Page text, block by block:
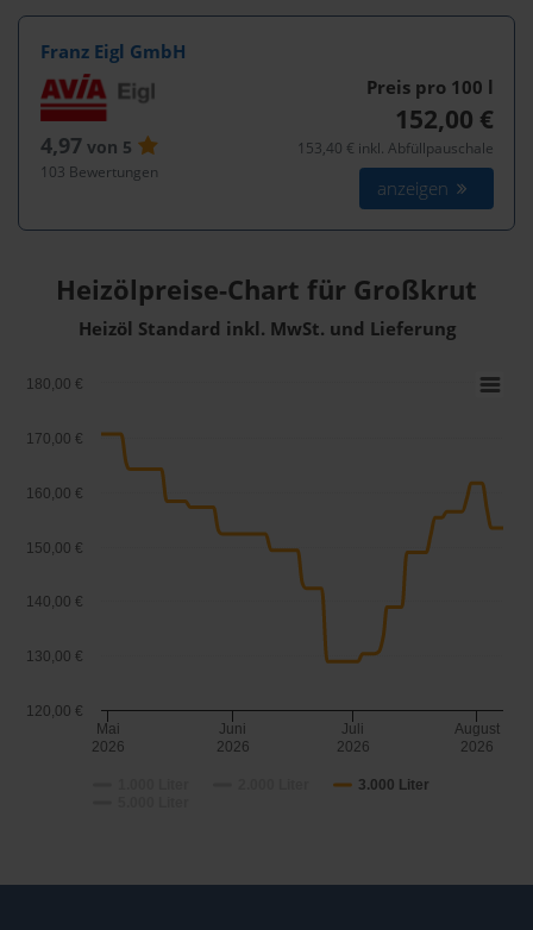
Franz Eigl GmbH
4,97von 5
103 Bewertungen
Preis pro 100 l
152,00 €
153,40 € inkl. Abfüllpauschale
anzeigen
Heizölpreise-Chart für Großkrut
Heizöl Standard inkl. MwSt. und Lieferung
3.000 Liter
Mai
2026
Juni
2026
Juli
2026
August
2026
120,00 €
130,00 €
140,00 €
150,00 €
160,00 €
170,00 €
180,00 €